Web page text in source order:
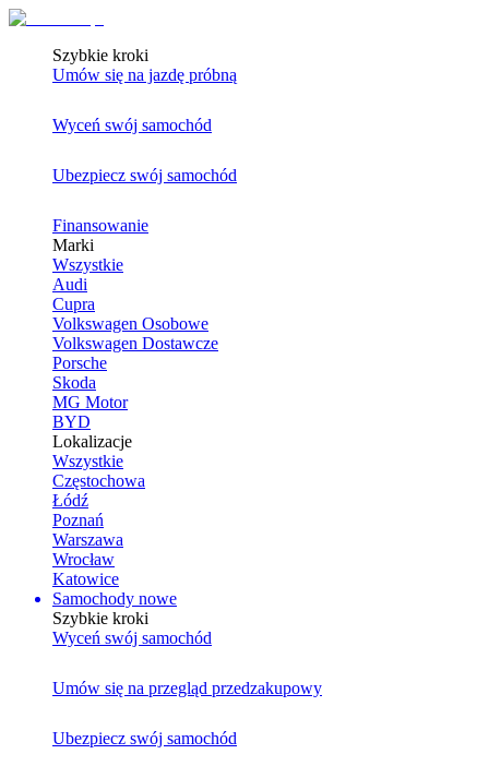
Szybkie kroki
Umów się na jazdę próbną
Wyceń swój samochód
Ubezpiecz swój samochód
Finansowanie
Marki
Wszystkie
Audi
Cupra
Volkswagen Osobowe
Volkswagen Dostawcze
Porsche
Skoda
MG Motor
BYD
Lokalizacje
Wszystkie
Częstochowa
Łódź
Poznań
Warszawa
Wrocław
Katowice
Samochody nowe
Szybkie kroki
Wyceń swój samochód
Umów się na przegląd przedzakupowy
Ubezpiecz swój samochód